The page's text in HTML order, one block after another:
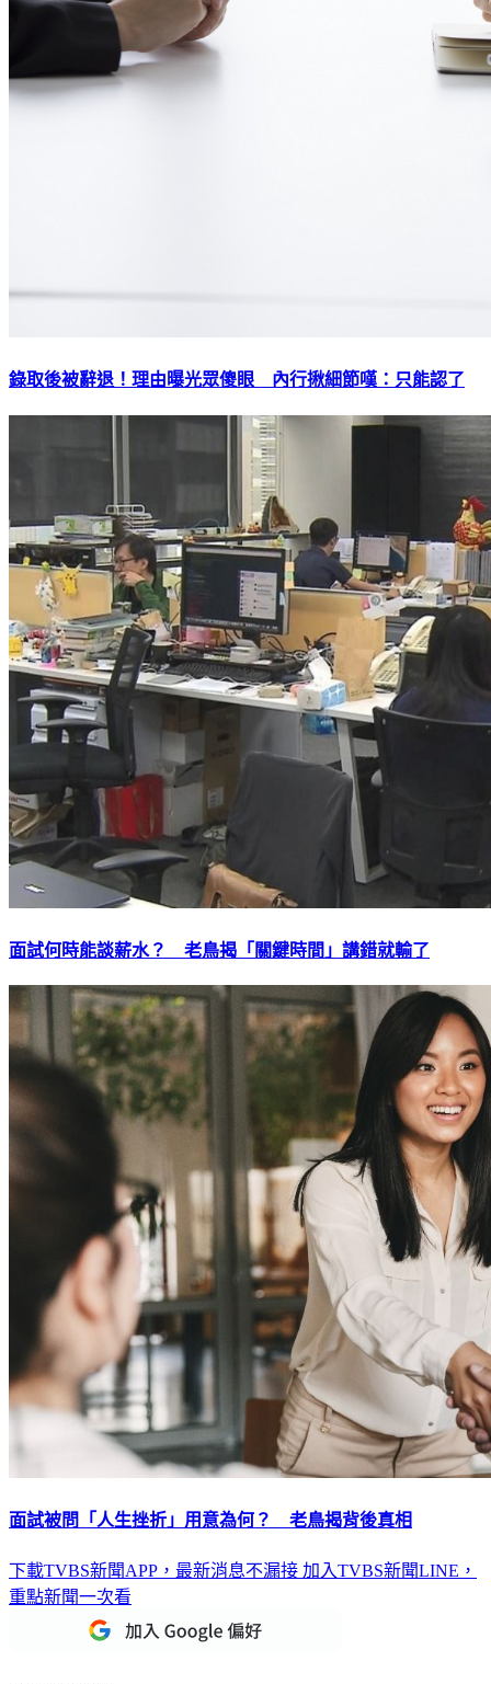
錄取後被辭退！理由曝光眾傻眼 內行揪細節嘆：只能認了
面試何時能談薪水？ 老鳥揭「關鍵時間」講錯就輸了
面試被問「人生挫折」用意為何？ 老鳥揭背後真相
下載TVBS新聞APP，最新消息不漏接 加入TVBS新聞LINE，
重點新聞一次看